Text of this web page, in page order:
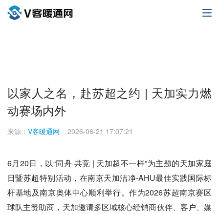
以家人之名，赴苏超之约 | 天加实力燃
动赛场内外
来源： V客暖通网 2026-06-21 17:07:21
6月20日，以“同舟·共竞 | 天加超不一样”为主题的天加家庭
日暨苏超特别活动，在南京天加洁净-AHU最佳实践国际标
杆基地及南京奥体中心顺利举行。作为2026苏超南京赛区
球队主赞助商，天加邀请多区域核心经销商伙伴、客户、媒